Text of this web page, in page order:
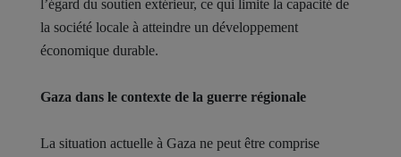
l’égard du soutien extérieur, ce qui limite la capacité de
la société locale à atteindre un développement
économique durable.
Gaza dans le contexte de la guerre régionale
La situation actuelle à Gaza ne peut être comprise